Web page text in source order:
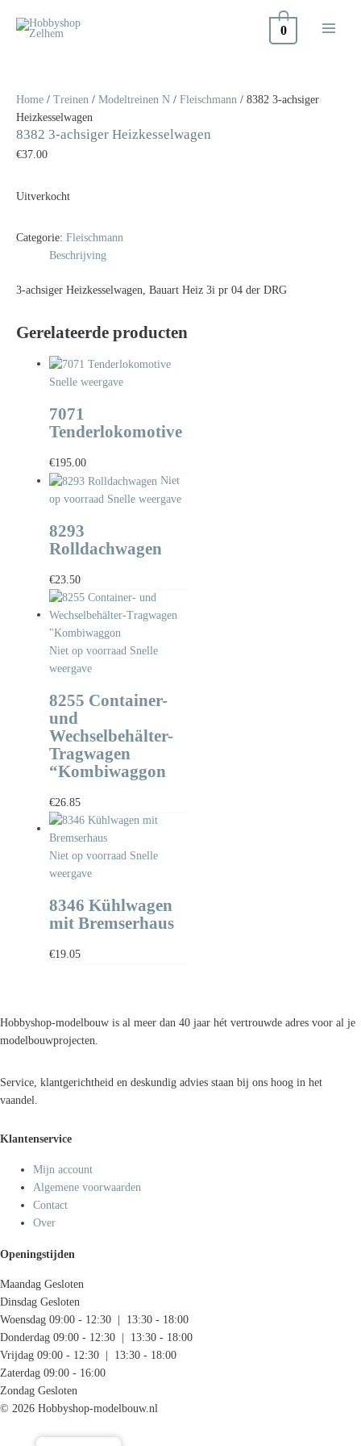
naar
0
Home / Treinen / Modeltreinen N / Fleischmann / 8382 3-achsiger
Heizkesselwagen
8382 3-achsiger Heizkesselwagen
€37.00
Uitverkocht
Categorie: Fleischmann
Beschrijving
3-achsiger Heizkesselwagen, Bauart Heiz 3i pr 04 der DRG
Gerelateerde producten
Snelle weergave
7071
Tenderlokomotive
€195.00
Niet
op voorraad Snelle weergave
8293
Rolldachwagen
€23.50
Niet op voorraad Snelle
weergave
8255 Container-
und
Wechselbehälter-
Tragwagen
“Kombiwaggon
€26.85
Niet op voorraad Snelle
weergave
8346 Kühlwagen
mit Bremserhaus
€19.05
Hobbyshop-modelbouw is al meer dan 40 jaar hét vertrouwde adres voor al je
modelbouwprojecten.
Service, klantgerichtheid en deskundig advies staan bij ons hoog in het
vaandel.
Klantenservice
Mijn account
Algemene voorwaarden
Contact
Over
Openingstijden
Maandag Gesloten
Dinsdag Gesloten
Woensdag 09:00 - 12:30 | 13:30 - 18:00
Donderdag 09:00 - 12:30 | 13:30 - 18:00
Vrijdag 09:00 - 12:30 | 13:30 - 18:00
Zaterdag 09:00 - 16:00
Zondag Gesloten
© 2026 Hobbyshop-modelbouw.nl